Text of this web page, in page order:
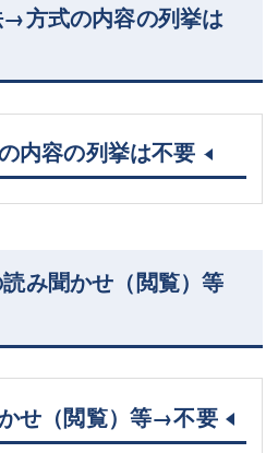
→方式の内容の列挙は
内容の列挙は不要
読み聞かせ（閲覧）等
せ（閲覧）等→不要